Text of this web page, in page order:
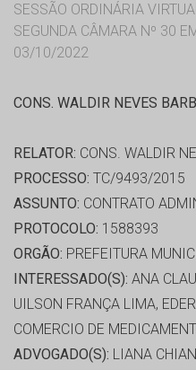
SESSÃO ORDINÁRIA
SEGUNDA CÂMARA Nº 30
03/10/2022
CONS. WALDIR NEVES
RELATOR: CONS. WALDIR
PROCESSO: TC/9493/2015
ASSUNTO: CONTRATO
PROTOCOLO: 1588393
ORGÃO: PREFEITURA
INTERESSADO(S): ANA
UILSON FRANÇA LIMA,
COMERCIO DE
ADVOGADO(S): LIANA